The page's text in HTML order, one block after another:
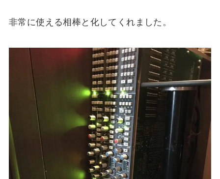
非常に使える相棒と化してくれました。